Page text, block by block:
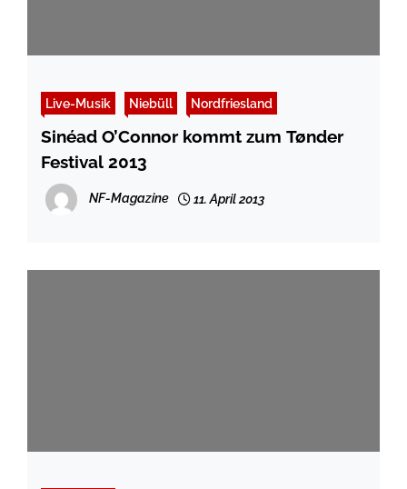
Live-Musik Niebüll Nordfriesland
Sinéad O’Connor kommt zum Tønder
Festival 2013
NF-Magazine 11. April 2013